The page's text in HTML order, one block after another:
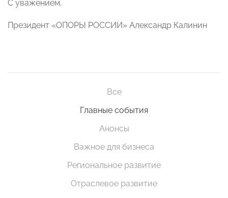
С уважением,
Президент «ОПОРЫ РОССИИ» Александр Калинин
Все
Главные события
Анонсы
Важное для бизнеса
Региональное развитие
Отраслевое развитие